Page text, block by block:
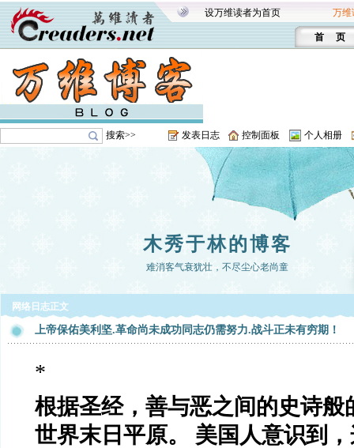
设万维读者为首页 万维
首 页
搜索>> 发表日志 控制面板 个人相册
木秀于林的博客
难消客气衰犹壮，不尽尘心老尚童
网络日志正文
上帝保佑美利坚.革命尚未成功同志仍需努力.战斗正未有穷期！
*
根据圣经，善与恶之间的史诗般
世界末日平原。 美国人意识到